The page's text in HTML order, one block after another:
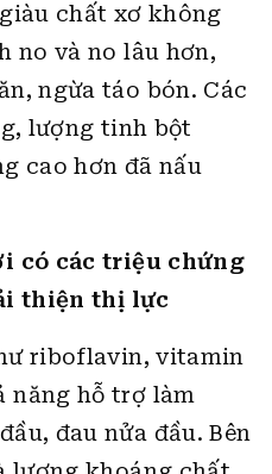
chất xơ không
no và no lâu hơn,
ngừa táo bón. Các
lượng tinh bột
cao hơn đã nấu
có các triệu chứng
thiện thị lực
riboflavin, vitamin
năng hỗ trợ làm
đau nửa đầu. Bên